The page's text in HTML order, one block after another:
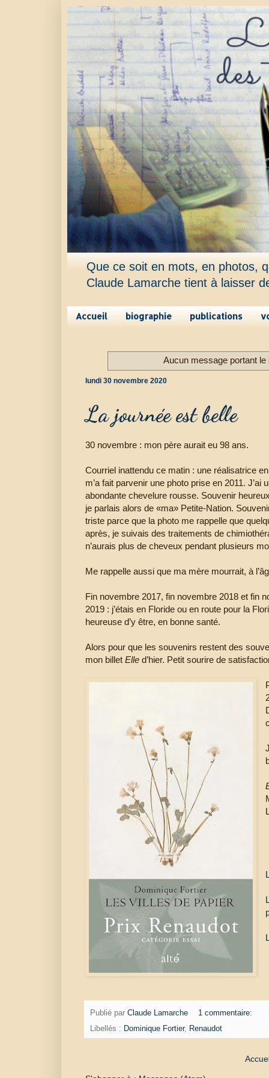
Que ce soit en mots, en photos,
Claude Lamarche tient à laisser
Accueil biographie publications
Aucun message portant le
lundi 30 novembre 2020
La journée est belle
30 novembre : mon père aurait eu 98 ans.
Courriel inattendu ce matin : une réalisatrice
m’a fait parvenir une photo prise en 2011. J’ai
abondante chevelure rousse. Souvenir
je parlais alors de «ma» Petite-Nation.
triste parce que la photo me rappelle que
après, je suivais des traitements de
n’aurais plus de cheveux pendant plusieurs
Me rappelle aussi que ma mère mourrait, à
Fin novembre 2017, fin novembre 2018 et fin
2019 : j’étais en Floride ou en route pour la
heureuse d’y être, en bonne santé.
Alors pour que les souvenirs restent des
mon billet Elle d’hier. Petit sourire de
Publié par Claude Lamarche
1 commentaire:
Libellés : Dominique Fortier, Renaudot